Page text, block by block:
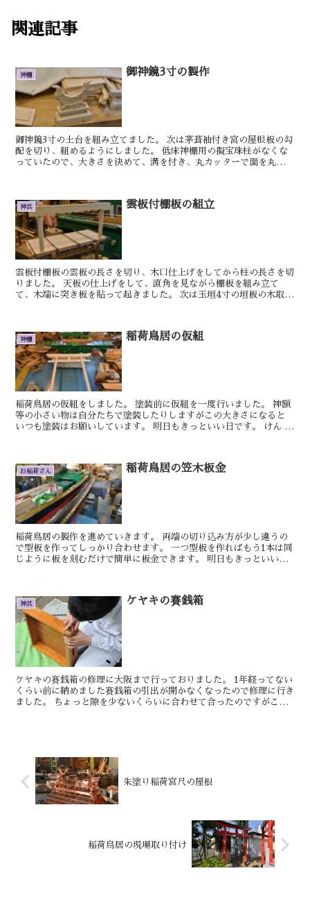
関連記事
神棚 御神鏡3寸の製作
御神鏡3寸の土台を組み立てました。 次は茅葺袖付き宮の屋根板の勾
配を切り、組めるようにしました。 低床神棚用の擬宝珠柱がなくな
っていたので、大きさを決めて、溝を付き、丸カッターで面を丸くし
神具 雲板付棚板の組立
雲板付棚板の雲板の長さを切り、木口仕上げをしてから柱の長さを切
りました。 天板の仕上げをして、直角を見ながら棚板を組み立て
て、木端に突き板を貼って起きました。 次は玉垣4寸の垣板の木取り
神棚 稲荷鳥居の仮組
稲荷鳥居の仮組をしました。 塗装前に仮組を一度行いました。 神額
等の小さい物は自分たちで塗装したりしますがこの大きさになると
いつも塗装はお願いしています。 明日もきっといい日です。 けん 茅
お稲荷さん 稲荷鳥居の笠木板金
稲荷鳥居の製作を進めていきます。 両端の切り込み方が少し違うの
で型板を作ってしっかり合わせます。 一つ型板を作ればもう1本は同
じように板を刻むだけで簡単に板金できます。 明日もきっといい日
神具 ケヤキの賽銭箱
ケヤキの賽銭箱の修理に大阪まで行っておりました。 1年経ってない
くらい前に納めました賽銭箱の引出が開かなくなったので修理に行き
ました。 ちょっと隙を少ないくらいに合わせて合ったのですがこの
朱塗り稲荷宮尺の屋根
稲荷鳥居の現場取り付け